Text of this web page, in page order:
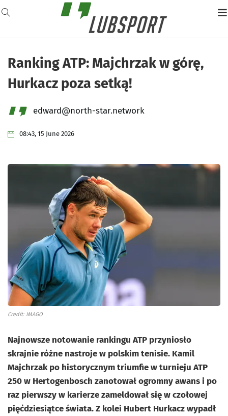
Ranking ATP: Majchrzak w górę,
Hurkacz poza setką!
edward@north-star.network
08:43, 15 June 2026
Credit: IMAGO
Najnowsze notowanie rankingu ATP przyniosło
skrajnie różne nastroje w polskim tenisie. Kamil
Majchrzak po historycznym triumfie w turnieju ATP
250 w Hertogenbosch zanotował ogromny awans i po
raz pierwszy w karierze zameldował się w czołowej
pięćdziesiątce świata. Z kolei Hubert Hurkacz wypadł